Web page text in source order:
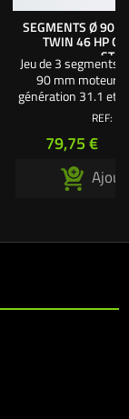
SEGMENTS Ø 90
TWIN 46 HP
Jeu de 3 segments
90 mm moteur
génération 31.1 et
Briggs & Stratton. -
d'épaisseur. - 1
x 2,5 mm
REF:
Prix
79,75 €